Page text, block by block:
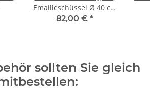
-
Emailleschüssel Ø 40 cm
- ohne Zündsicherung
82,00 € *
sollten Sie gleich